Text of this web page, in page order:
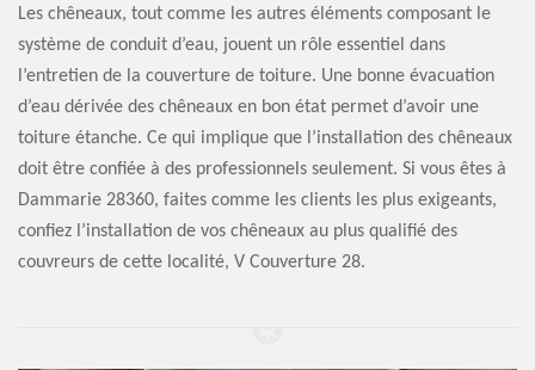
Les chêneaux, tout comme les autres éléments composant le
système de conduit d’eau, jouent un rôle essentiel dans
l’entretien de la couverture de toiture. Une bonne évacuation
d’eau dérivée des chêneaux en bon état permet d’avoir une
toiture étanche. Ce qui implique que l’installation des chêneaux
doit être confiée à des professionnels seulement. Si vous êtes à
Dammarie 28360, faites comme les clients les plus exigeants,
confiez l’installation de vos chêneaux au plus qualifié des
couvreurs de cette localité, V Couverture 28.